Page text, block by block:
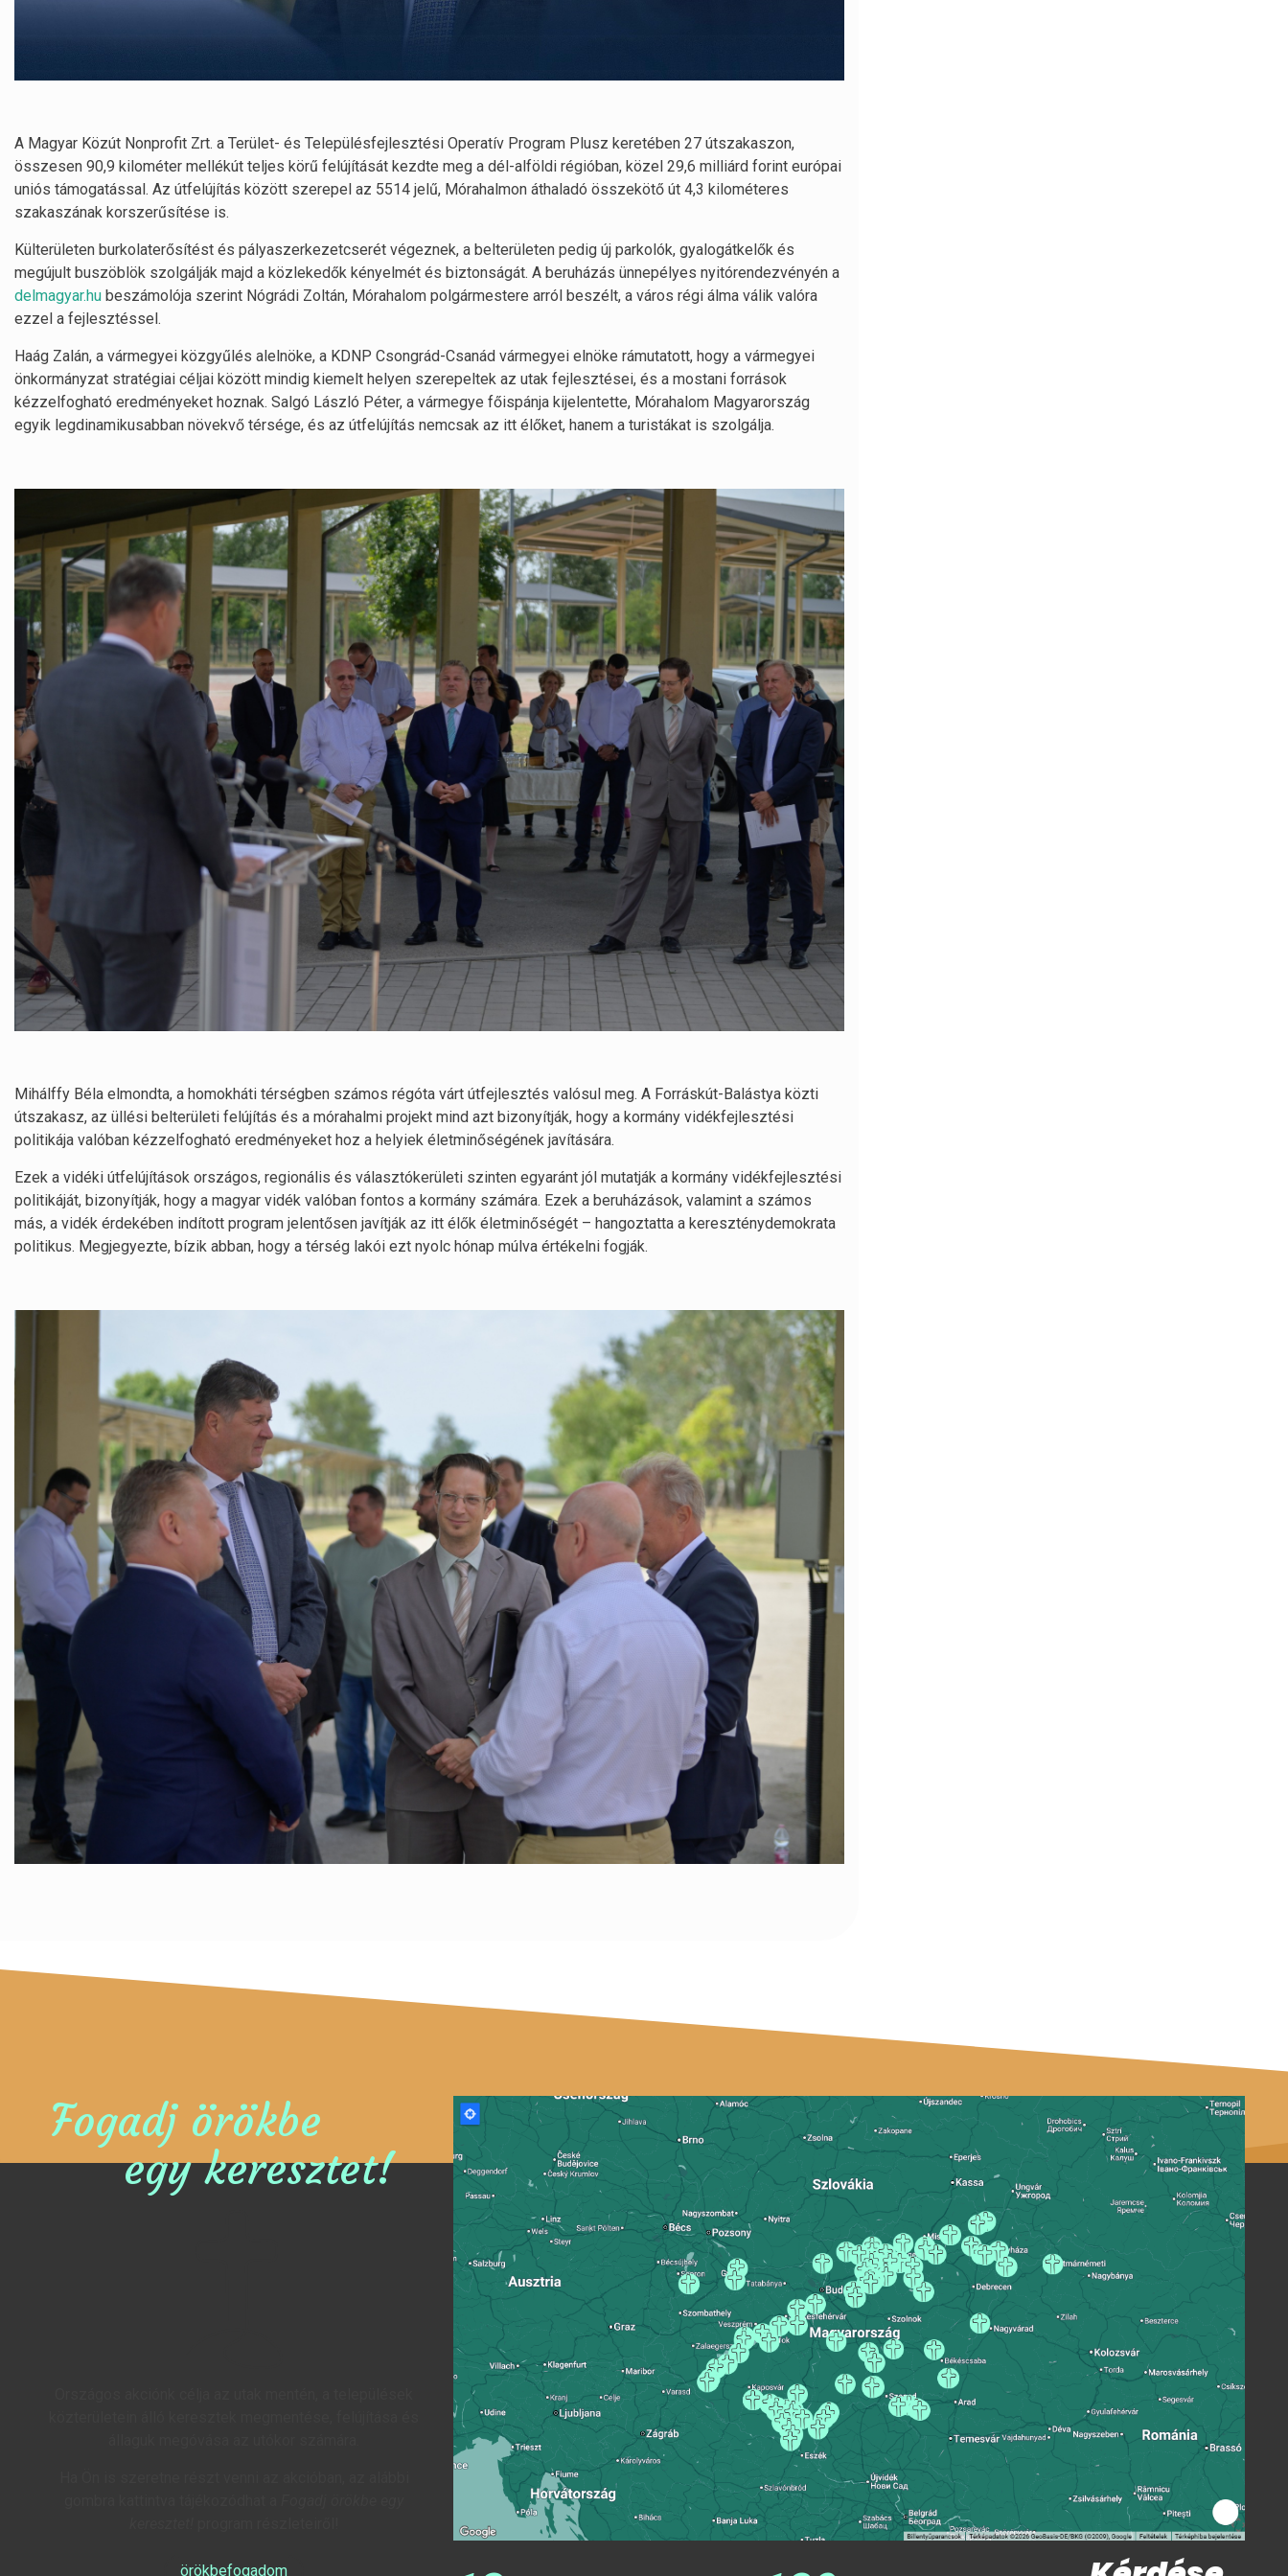
A Magyar Közút Nonprofit Zrt. a Terület- és Településfejlesztési Operatív Program Plusz keretében 27 útszakaszon,
összesen 90,9 kilométer mellékút teljes körű felújítását kezdte meg a dél-alföldi régióban, közel 29,6 milliárd forint európai
uniós támogatással. Az útfelújítás között szerepel az 5514 jelű, Mórahalmon áthaladó összekötő út 4,3 kilométeres
szakaszának korszerűsítése is.
Külterületen burkolaterősítést és pályaszerkezetcserét végeznek, a belterületen pedig új parkolók, gyalogátkelők és
megújult buszöblök szolgálják majd a közlekedők kényelmét és biztonságát. A beruházás ünnepélyes nyitórendezvényén a
delmagyar.hu beszámolója szerint Nógrádi Zoltán, Mórahalom polgármestere arról beszélt, a város régi álma válik valóra
ezzel a fejlesztéssel.
Haág Zalán, a vármegyei közgyűlés alelnöke, a KDNP Csongrád-Csanád vármegyei elnöke rámutatott, hogy a vármegyei
önkormányzat stratégiai céljai között mindig kiemelt helyen szerepeltek az utak fejlesztései, és a mostani források
kézzelfogható eredményeket hoznak. Salgó László Péter, a vármegye főispánja kijelentette, Mórahalom Magyarország
egyik legdinamikusabban növekvő térsége, és az útfelújítás nemcsak az itt élőket, hanem a turistákat is szolgálja.
Mihálffy Béla elmondta, a homokháti térségben számos régóta várt útfejlesztés valósul meg. A Forráskút-Balástya közti
útszakasz, az üllési belterületi felújítás és a mórahalmi projekt mind azt bizonyítják, hogy a kormány vidékfejlesztési
politikája valóban kézzelfogható eredményeket hoz a helyiek életminőségének javítására.
Ezek a vidéki útfelújítások országos, regionális és választókerületi szinten egyaránt jól mutatják a kormány vidékfejlesztési
politikáját, bizonyítják, hogy a magyar vidék valóban fontos a kormány számára. Ezek a beruházások, valamint a számos
más, a vidék érdekében indított program jelentősen javítják az itt élők életminőségét – hangoztatta a kereszténydemokrata
politikus. Megjegyezte, bízik abban, hogy a térség lakói ezt nyolc hónap múlva értékelni fogják.
Fogadj örökbe
egy keresztet!
örökbefogadom